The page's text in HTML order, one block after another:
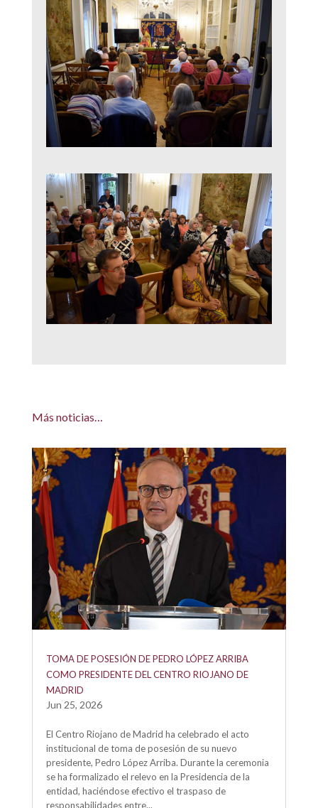
Más noticias…
TOMA DE POSESIÓN DE PEDRO LÓPEZ ARRIBA
COMO PRESIDENTE DEL CENTRO RIOJANO DE
MADRID
Jun 25, 2026
El Centro Riojano de Madrid ha celebrado el acto
institucional de toma de posesión de su nuevo
presidente, Pedro López Arriba. Durante la ceremonia
se ha formalizado el relevo en la Presidencia de la
entidad, haciéndose efectivo el traspaso de
responsabilidades entre...